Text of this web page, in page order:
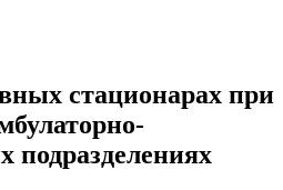
стационарах при
подразделениях